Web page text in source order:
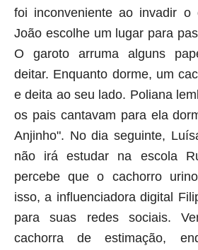
foi inconveniente ao invadir o
João escolhe um lugar para
O garoto arruma alguns
deitar. Enquanto dorme, um
e deita ao seu lado. Poliana
os pais cantavam para ela
Anjinho". No dia seguinte,
não irá estudar na escola
percebe que o cachorro
isso, a influenciadora digital
para suas redes sociais.
cachorra de estimação,